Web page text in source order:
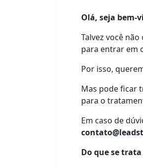
Olá, seja bem-
Talvez você não
para entrar em
Por isso,
Mas pode ficar
para o
Em caso de
Do que se